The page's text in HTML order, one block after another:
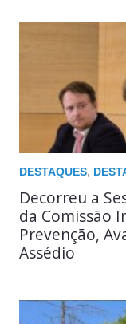
DESTAQUES,
Decorreu a
da Comissão
Prevenção,
Assédio